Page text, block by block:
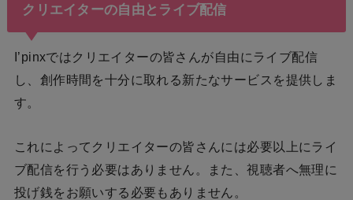
クリエイターの自由とライブ配信
I’pinxではクリエイターの皆さんが自由にライブ配信
し、創作時間を十分に取れる新たなサービスを提供しま
す。
これによってクリエイターの皆さんには必要以上にライ
ブ配信を行う必要はありません。また、視聴者へ無理に
投げ銭をお願いする必要もありません。